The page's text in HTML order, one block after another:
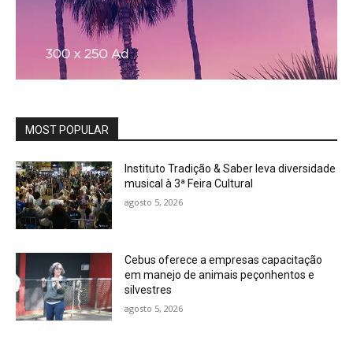
MOST POPULAR
Instituto Tradição & Saber leva diversidade
musical à 3ª Feira Cultural
agosto 5, 2026
Cebus oferece a empresas capacitação
em manejo de animais peçonhentos e
silvestres
agosto 5, 2026